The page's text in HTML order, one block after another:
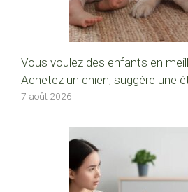
Vous voulez des enfants en
Achetez un chien, suggère une
7 août 2026